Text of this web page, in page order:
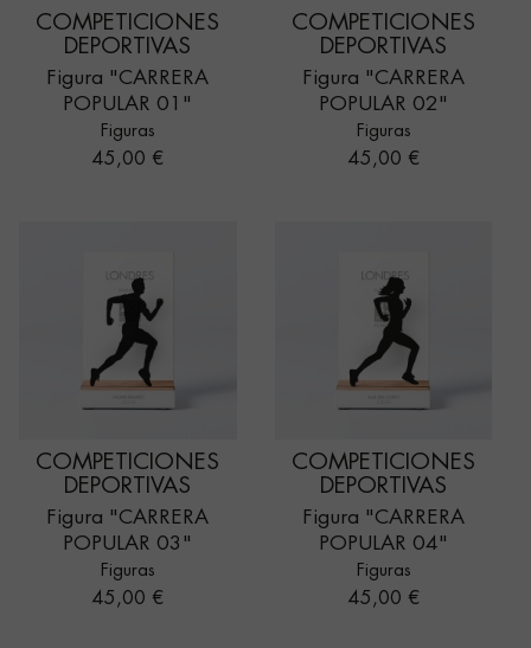
COMPETICIONES
DEPORTIVAS
Figura "CARRERA
POPULAR 01"
Figuras
Precio
45,00 €
COMPETICIONES
DEPORTIVAS
Figura "CARRERA
POPULAR 02"
Figuras
Precio
45,00 €
COMPETICIONES
DEPORTIVAS
Figura "CARRERA
POPULAR 03"
Figuras
Precio
45,00 €
COMPETICIONES
DEPORTIVAS
Figura "CARRERA
POPULAR 04"
Figuras
Precio
45,00 €